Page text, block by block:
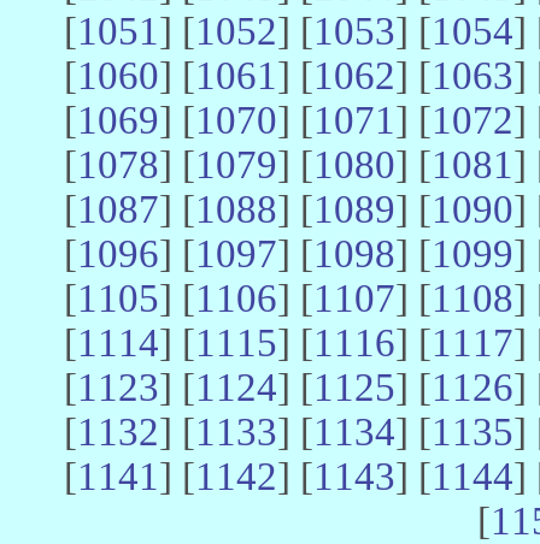
[1051] [1052] [1053] [1054]
[1060] [1061] [1062] [1063]
[1069] [1070] [1071] [1072]
[1078] [1079] [1080] [1081]
[1087] [1088] [1089] [1090]
[1096] [1097] [1098] [1099]
[1105] [1106] [1107] [1108]
[1114] [1115] [1116] [1117]
[1123] [1124] [1125] [1126]
[1132] [1133] [1134] [1135]
[1141] [1142] [1143] [1144]
[